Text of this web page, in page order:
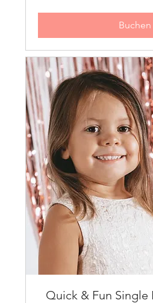
Buchen
Quick & Fun